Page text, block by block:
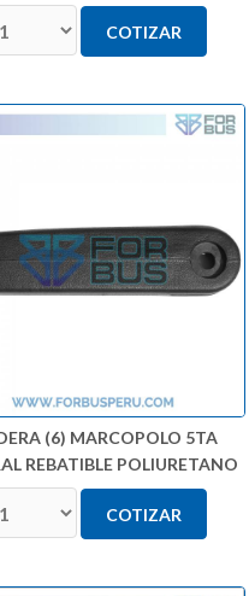
COTIZAR
(6) MARCOPOLO 5TA
REBATIBLE POLIURETANO
COTIZAR